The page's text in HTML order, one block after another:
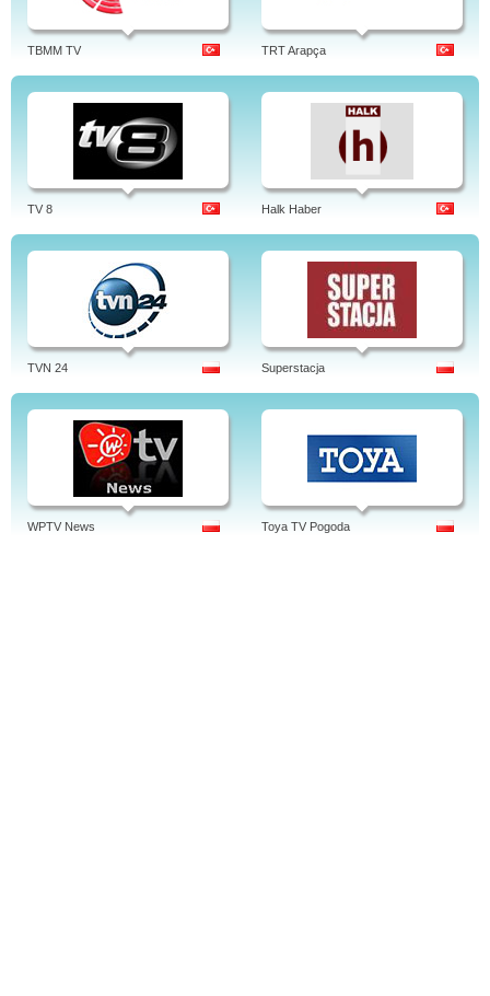
TBMM TV TRT Arapça
TV 8 Halk Haber
TVN 24 Superstacja
WPTV News Toya TV Pogoda